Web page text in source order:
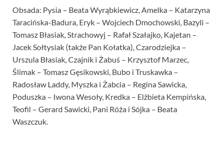
Obsada: Pysia – Beata Wyrąbkiewicz, Amelka – Katarzyna
Taracińska-Badura, Eryk – Wojciech Dmochowski, Bazyli –
Tomasz Błasiak, Strachowyj – Rafał Szałajko, Kajetan –
Jacek Sołtysiak (także Pan Kołatka), Czarodziejka –
Urszula Błasiak, Czajnik i Żabuś – Krzysztof Marzec,
Ślimak – Tomasz Gęsikowski, Bubo i Truskawka –
Radosław Laddy, Myszka i Żabcia – Regina Sawicka,
Poduszka – Iwona Wesoły, Kredka – Elżbieta Kempińska,
Teofil – Gerard Sawicki, Pani Róża i Sójka – Beata
Waszczuk.